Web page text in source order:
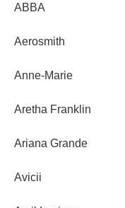
ABBA
Aerosmith
Anne-Marie
Aretha Franklin
Ariana Grande
Avicii